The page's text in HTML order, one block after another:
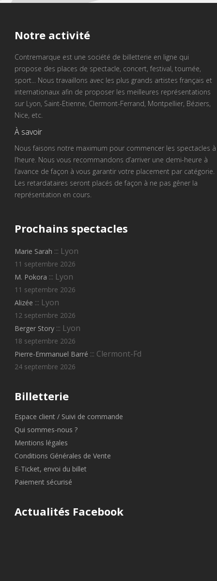
Notre activité
Contremarque est une société de billetterie en ligne qui
propose des places de spectacle, concert, festival, tournée,
sport... Nous travaillons avec les plus grands artistes français et
internationaux afin de proposer les meilleures représentations
sur Lyon, Saint-Etienne, Clermont-Ferrand, Montpellier, Béziers,
Nice, etc.
À savoir
Nous faisons notre maximum pour commencer les spectacles à
l’heure. Nous vous recommandons d’arriver une demi-heure à
l’avance de façon à vous garantir votre placement par catégorie.
Les retardataires seront placés de façon à ne pas gêner la
représentation en cours.
Prochains spectacles
Marie Sarah ::: Lyon
11 septembre 2026
M. Pokora ::: Lyon
11 septembre 2026
Alizée ::: Lyon
12 septembre 2026
Berger Story ::: Lyon
18 septembre 2026
Pierre-Emmanuel Barré ::: Clermont-Fd
24 septembre 2026
Billetterie
Espace client / Suivi de commande
Qui sommes-nous ?
Mentions légales
Conditions Générales de Vente
E-Ticket, envoi du billet
Paiement sécurisé
Actualités Facebook